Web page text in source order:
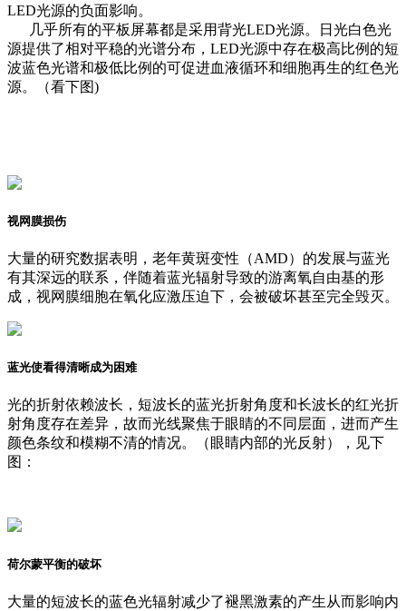
LED光源的负面影响。
几乎所有的平板屏幕都是采用背光LED光源。日光白色光
源提供了相对平稳的光谱分布，LED光源中存在极高比例的短
波蓝色光谱和极低比例的可促进血液循环和细胞再生的红色光
源。（看下图)
视网膜损伤
大量的研究数据表明，老年黄斑变性（AMD）的发展与蓝光
有其深远的联系，伴随着蓝光辐射导致的游离氧自由基的形
成，视网膜细胞在氧化应激压迫下，会被破坏甚至完全毁灭。
蓝光使看得清晰成为困难
光的折射依赖波长，短波长的蓝光折射角度和长波长的红光折
射角度存在差异，故而光线聚焦于眼睛的不同层面，进而产生
颜色条纹和模糊不清的情况。（眼睛内部的光反射），见下
图：
荷尔蒙平衡的破坏
大量的短波长的蓝色光辐射减少了褪黑激素的产生从而影响内